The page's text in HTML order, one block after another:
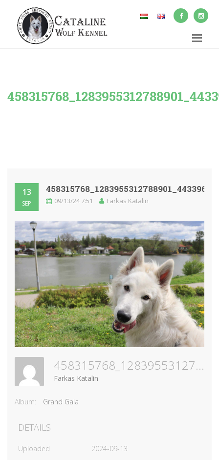
13
SEP 09/13/24 7:51 Farkas Katalin
458315768_1283955312788901_4433966097764235674_n
Farkas Katalin
Album: Grand Gala
DETAILS
Uploaded 2024-09-13